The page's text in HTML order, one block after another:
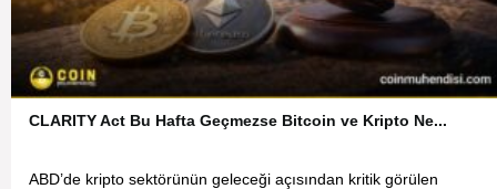
CLARITY Act Bu Hafta Geçmezse Bitcoin ve Kripto Ne...
ABD’de kripto sektörünün geleceği açısından kritik görülen